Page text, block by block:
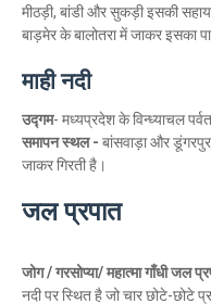
मीठड़ी, बांडी और सुकड़ी इसकी
बाड़मेर के बालोतरा में जाकर इसका
माही नदी
उद्गम- मध्यप्रदेश के विन्ध्याचल
समापन स्थल - बांसवाड़ा और
जाकर गिरती है।
जल प्रपात
जोग / गरसोप्या/ महात्मा गाँधी जल
नदी पर स्थित है जो चार छोटे-छोटे